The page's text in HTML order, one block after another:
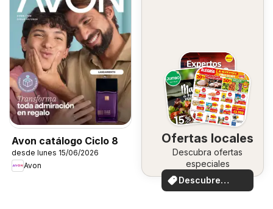
Avon catálogo Ciclo 8
desde lunes 15/06/2026
Avon
Ofertas locales
Descubra ofertas
especiales
Descubre
ofertas